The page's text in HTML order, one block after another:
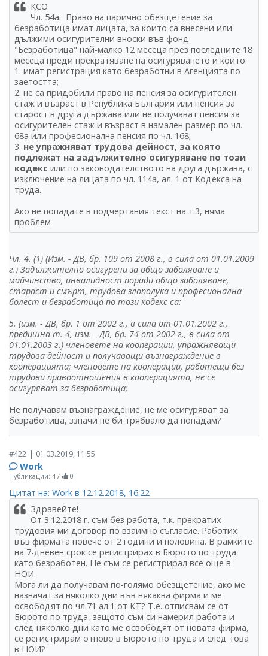
КСО
Чл. 54а. Право на парично обезщетение за
безработица имат лицата, за които са внесени или
дължими осигурителни вноски във фонд
"Безработица" най-малко 12 месеца през последните 18
месеца преди прекратяване на осигуряването и които:
1. имат регистрация като безработни в Агенцията по
заетостта;
2. не са придобили право на пенсия за осигурителен
стаж и възраст в Република България или пенсия за
старост в друга държава или не получават пенсия за
осигурителен стаж и възраст в намален размер по чл.
68а или професионална пенсия по чл. 168;
3. не упражняват трудова дейност, за която
подлежат на задължително осигуряване по този
кодекс или по законодателството на друга държава, с
изключение на лицата по чл. 114а, ал. 1 от Кодекса на
труда.
Ако не попадате в подчертания текст на т.3, няма
проблем
Чл. 4. (1) (Изм. - ДВ, бр. 109 от 2008 г., в сила от 01.01.2009
г.) Задължително осигурени за общо заболяване и
майчинство, инвалидност поради общо заболяване,
старост и смърт, трудова злополука и професионална
болест и безработица по този кодекс са:
5. (изм. - ДВ, бр. 1 от 2002 г., в сила от 01.01.2002 г.,
предишна т. 4, изм. - ДВ, бр. 74 от 2002 г., в сила от
01.01.2003 г.) членовете на кооперации, упражняващи
трудова дейност и получаващи възнаграждение в
кооперацията; членовете на кооперации, работещи без
трудови правоотношения в кооперацията, не се
осигуряват за безработица;
Не получавам възнаграждение, не ме осигуряват за
безработица, ззначи не би трябвало да попадам?
#422 | 01.03.2019, 11:55
Work
Публикации: 4 / 0
Цитат на: Work в 12.12.2018, 16:22
Здравейте!
От 3.12.2018 г. съм без работа, т.к. прекратих
трудовия ми договор по взаимно съгласие. Работих
във фирмата повече от 2 години и половина. В рамките
на 7-дневен срок се регистрирах в Бюрото по труда
като безработен. Не съм се регистрирал все още в
НОИ.
Мога ли да получавам по-голямо обезщетение, ако ме
назначат за няколко дни във някаква фирма и ме
освободят по чл.71 ал.1 от КТ? Т.е. отписвам се от
Бюрото по труда, защото съм си намерил работа и
след няколко дни като ме освободят от новата фирма,
се регистрирам отново в Бюрото по труда и след това
в НОИ?